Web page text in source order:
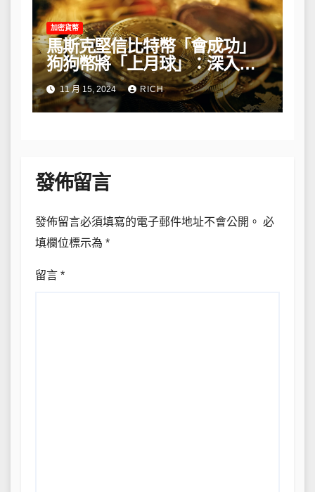
加密貨幣
馬斯克堅信比特幣「會成功」
狗狗幣將「上月球」：深入解
析他的長期看法
11 月 15, 2024 RICH
發佈留言
發佈留言必須填寫的電子郵件地址不會公開。 必
填欄位標示為 *
留言 *